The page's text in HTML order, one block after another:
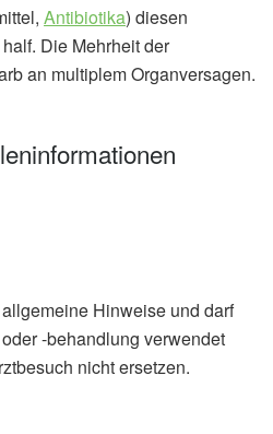
Antibiotika) diesen
Die Mehrheit der
an multiplem Organversagen.
Hinweise und darf
-behandlung verwendet
nicht ersetzen.